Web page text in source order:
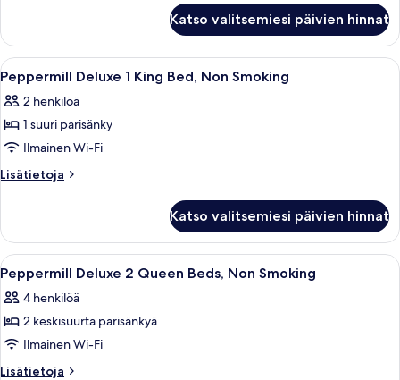
King
room
kuvat
West
Wing
Standard
King
room
Katso valitsemiesi päivien hinnat
Avaa
kaikki
huonetyypin
Peppermill
Deluxe
1
Non
Smoking
kuvat
Hotellihuone, jossa on suuri sänky,
1
Peppermill Deluxe 1 King Bed, Non Smoking
2 henkilöä
1 suuri parisänky
Ilmainen Wi-Fi
Lisätietoja
Lisätietoja
1
King
Bed,
Non
Smoking
Katso valitsemiesi päivien hinnat
Avaa
kaikki
huonetyypin
Peppermill
Deluxe
2
Hotellihuone, jossa on kaksi
1
Peppermill Deluxe 2 Queen Beds, Non Smoking
4 henkilöä
2 keskisuurta parisänkyä
Ilmainen Wi-Fi
Lisätietoja
Lisätietoja